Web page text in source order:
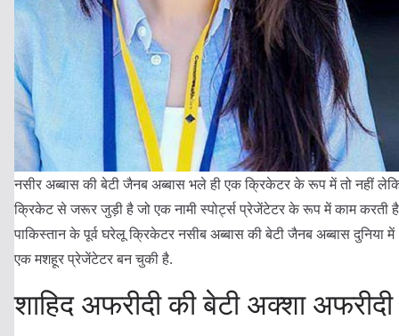
नसीर अब्बास की बेटी जैनब अब्बास भले ही एक क्रिकेटर के रूप में तो नहीं
क्रिकेट से जरूर जुड़ी है जो एक नामी स्पोर्ट्स प्रेजेंटेटर के रूप में काम करती
पाकिस्तान के पूर्व घरेलू क्रिकेटर नसीब अब्बास की बेटी जैनब अब्बास दुनिया में
एक मशहूर प्रेजेंटेटर बन चुकी है.
शाहिद अफरीदी की बेटी अक्शा अफरीदी